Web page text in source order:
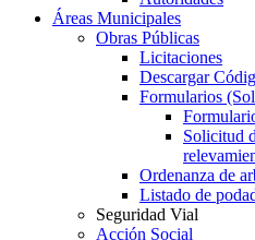
Áreas Municipales
Obras Públicas
Licitaciones
Descargar
Formularios
Solicitud
Ordenanza de
Listado de
Seguridad Vial
Acción Social